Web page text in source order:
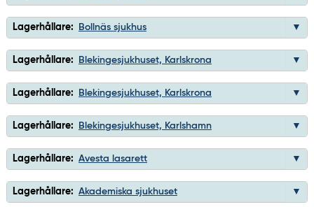
Lagerhållare: Bollnäs sjukhus
Lagerhållare: Blekingesjukhuset, Karlskrona
Lagerhållare: Blekingesjukhuset, Karlskrona
Lagerhållare: Blekingesjukhuset, Karlshamn
Lagerhållare: Avesta lasarett
Lagerhållare: Akademiska sjukhuset